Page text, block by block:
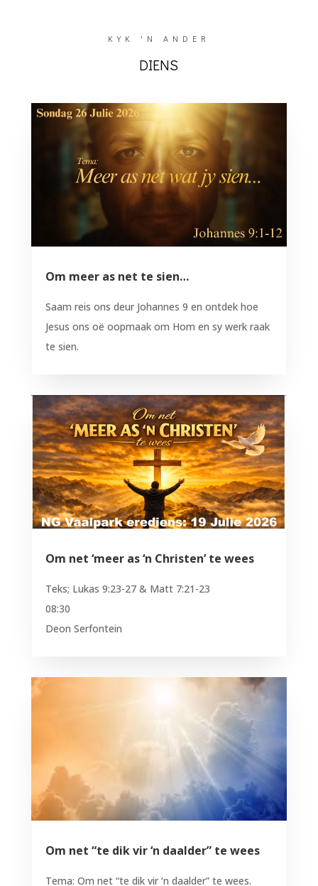
KYK 'N ANDER
DIENS
Om meer as net te sien…
Saam reis ons deur Johannes 9 en ontdek hoe
Jesus ons oë oopmaak om Hom en sy werk raak
te sien.
Om net ‘meer as ‘n Christen’ te wees
Teks; Lukas 9:23-27 & Matt 7:21-23
08:30
Deon Serfontein
Om net “te dik vir ‘n daalder” te wees
Tema: Om net “te dik vir ‘n daalder” te wees.